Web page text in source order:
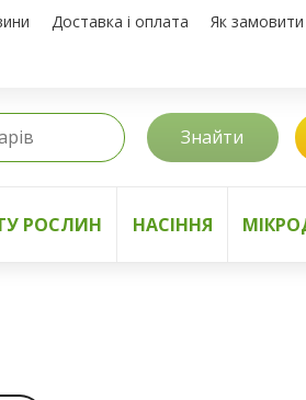
Доставка і оплата Як замовити
Знайти
РОСЛИН НАСІННЯ